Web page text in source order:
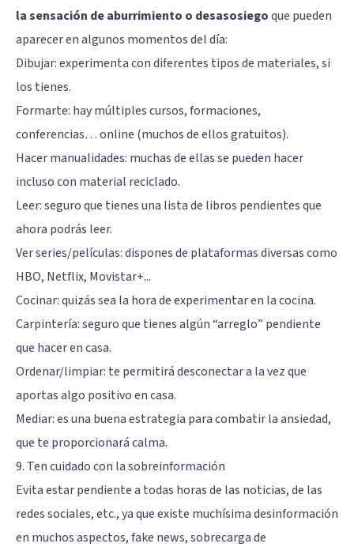
la sensación de aburrimiento o desasosiegoque pueden
aparecer en algunos momentos del día:
Dibujar: experimenta con diferentes tipos de materiales, si
los tienes.
Formarte: hay múltiples cursos, formaciones,
conferencias… online (muchos de ellos gratuitos).
Hacer manualidades: muchas de ellas se pueden hacer
incluso con material reciclado.
Leer: seguro que tienes una lista de libros pendientes que
ahora podrás leer.
Ver series/películas: dispones de plataformas diversas como
HBO, Netflix, Movistar+...
Cocinar: quizás sea la hora de experimentar en la cocina.
Carpintería: seguro que tienes algún “arreglo” pendiente
que hacer en casa.
Ordenar/limpiar: te permitirá desconectar a la vez que
aportas algo positivo en casa.
Mediar: es una buena estrategia para combatir la ansiedad,
que te proporcionará calma.
9. Ten cuidado con la sobreinformación
Evita estar pendiente a todas horas de las noticias, de las
redes sociales, etc., ya que existe muchísima desinformación
en muchos aspectos, fake news, sobrecarga de